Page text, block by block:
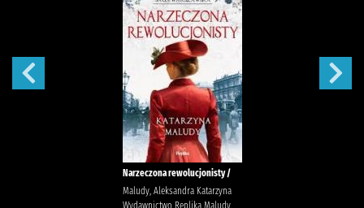
Narzeczona rewolucjonisty /
Maludy, Aleksandra Katarzyna
Wydawnictwo Replika Maludy,